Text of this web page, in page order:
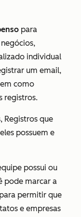
para
individual
um email,
como
registros.
, Registros que
possuem e
possui ou
pode marcar a
para permitir que
e empresas